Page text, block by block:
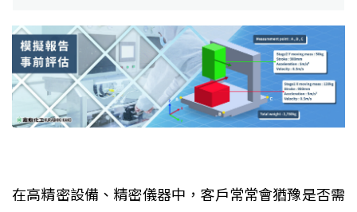
在高精密設備、精密儀器中，客戶常常會猶豫是否需